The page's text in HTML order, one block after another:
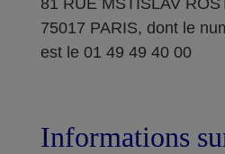
81 RUE MSTISLAV
75017 PARIS, dont le
est le 01 49 49 40 00
Informations